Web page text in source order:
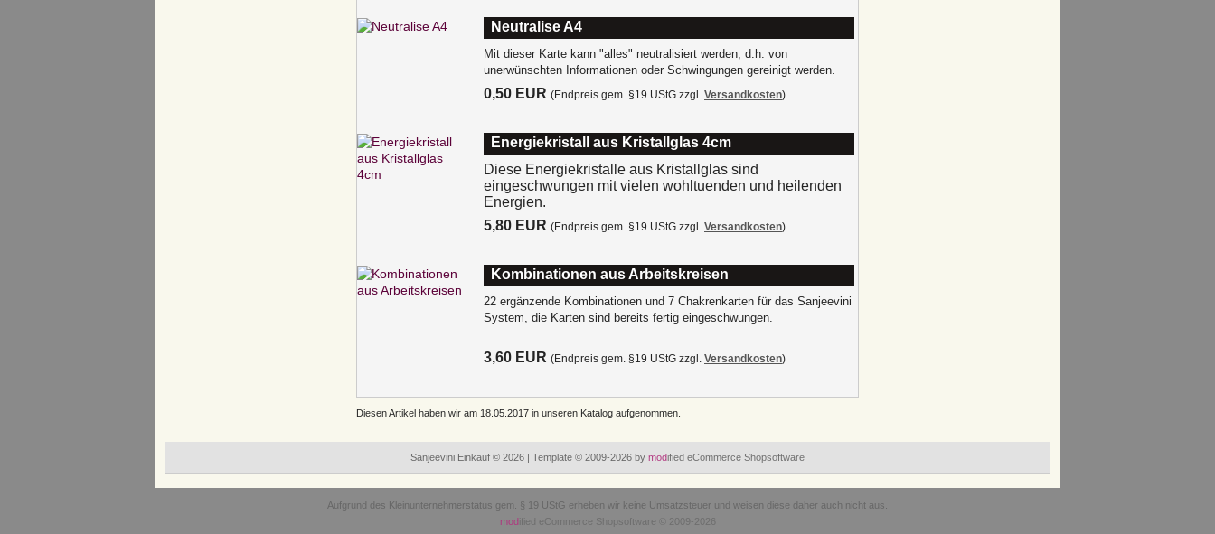
Neutralise A4
Mit dieser Karte kann "alles" neutralisiert werden, d.h. von
unerwünschten Informationen oder Schwingungen gereinigt werden.
0,50 EUR (Endpreis gem. §19 UStG zzgl. Versandkosten)
Energiekristall aus Kristallglas 4cm
Diese Energiekristalle aus Kristallglas sind
eingeschwungen mit vielen wohltuenden und heilenden
Energien.
5,80 EUR (Endpreis gem. §19 UStG zzgl. Versandkosten)
Kombinationen aus Arbeitskreisen
22 ergänzende Kombinationen und 7 Chakrenkarten für das Sanjeevini
System, die Karten sind bereits fertig eingeschwungen.
3,60 EUR (Endpreis gem. §19 UStG zzgl. Versandkosten)
Diesen Artikel haben wir am 18.05.2017 in unseren Katalog aufgenommen.
Sanjeevini Einkauf © 2026 | Template © 2009-2026 by modified eCommerce Shopsoftware
Aufgrund des Kleinunternehmerstatus gem. § 19 UStG erheben wir keine Umsatzsteuer und weisen diese daher auch nicht aus.
modified eCommerce Shopsoftware © 2009-2026